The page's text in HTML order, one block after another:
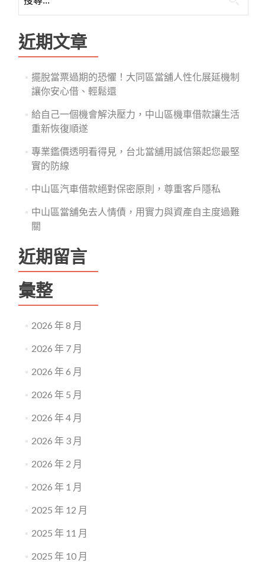
尋
鍵
字:
近期文章
擺脫當票過期的恐懼！大同區當舖人性化展延機制
讓你安心借、輕鬆還
給自己一個機會解決壓力，中山區機車借款讓生活
重新恢復順遂
專業鑑價透明看得見，台北當舖用誠信築起您最堅
實的防線
中山區汽車借款絕對保密原則，尊重客戶隱私
中山區當舖免去人情債，用實力與資產自主度過難
關
近期留言
彙整
2026 年 8 月
2026 年 7 月
2026 年 6 月
2026 年 5 月
2026 年 4 月
2026 年 3 月
2026 年 2 月
2026 年 1 月
2025 年 12 月
2025 年 11 月
2025 年 10 月